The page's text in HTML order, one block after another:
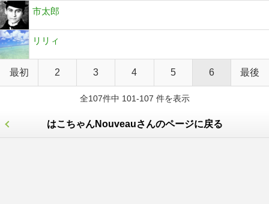
市太郎
リリィ
最初 2 3 4 5 6 最後
全107件中 101-107 件を表示
はこちゃんNouveauさんのページに戻る